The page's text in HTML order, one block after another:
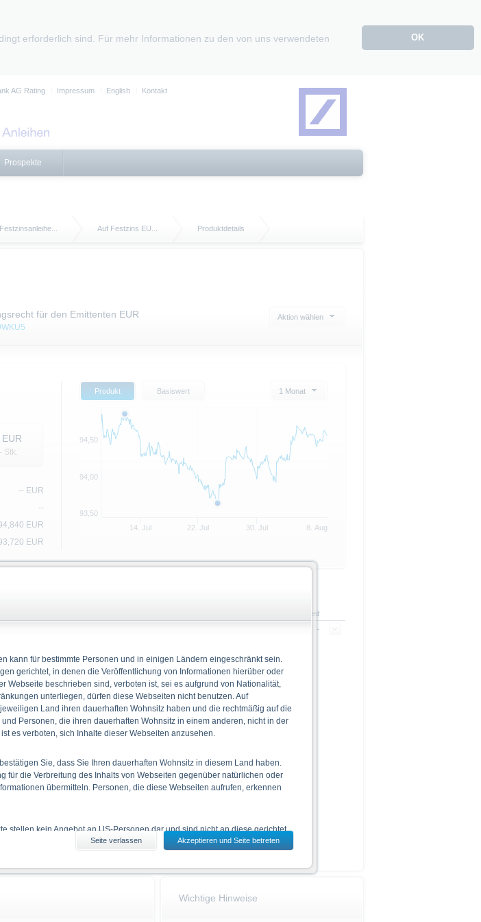
erforderlich sind. Für mehr Informationen zu den von uns verwendeten
OK
AG Rating Impressum English Kontakt
Prospekte
Festzinsanleihe... Auf Festzins EU... Produktdetails
für den Emittenten EUR Aktion wählen
EUR
Stk.
-- EUR
--
EUR
EUR
Produkt Basiswert 1 Monat
8. Aug
14. Jul 22. Jul 30. Jul
93,50
94,00
94,50
Zeit
-
DB9WKU
DE000DB9WKU5
Nein
1,00
Festzins EUR
09.02.2033
100,00 %
Kennzahlen
Keine Produktinformationen gefunden
Wichtige Hinweise
kann für bestimmte Personen und in einigen Ländern eingeschränkt sein.
gerichtet, in denen die Veröffentlichung von Informationen hierüber oder
beschrieben sind, verboten ist, sei es aufgrund von Nationalität,
unterliegen, dürfen diese Webseiten nicht benutzen. Auf
Land ihren dauerhaften Wohnsitz haben und die rechtmäßig auf die
Personen, die ihren dauerhaften Wohnsitz in einem anderen, nicht in der
es verboten, sich Inhalte dieser Webseiten anzusehen.
Sie, dass Sie Ihren dauerhaften Wohnsitz in diesem Land haben.
für die Verbreitung des Inhalts von Webseiten gegenüber natürlichen oder
übermitteln. Personen, die diese Webseiten aufrufen, erkennen
stellen kein Angebot an US-Personen dar und sind nicht an diese gerichtet.
US-Personen und durch Personen, die in dem jeweils ausgewählten Land
dar. Die vollständigen Angaben zu den Wertpapieren
Seite verlassen Akzeptieren und Seite betreten